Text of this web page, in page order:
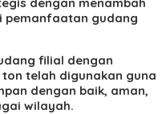
pemanfaatan gudang
filial dengan
telah digunakan guna
dengan baik, aman,
wilayah.